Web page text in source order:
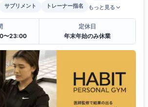
サプリメント トレーナー指名 もっと見る
〜23:00
定休日
年末年始のみ休業